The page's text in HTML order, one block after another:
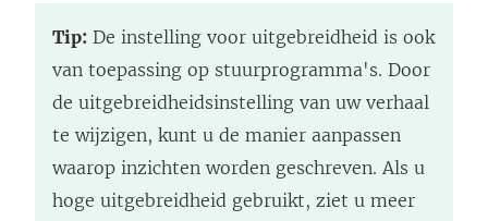
Tip: De instelling voor uitgebreidheid is ook
van toepassing op stuurprogramma's. Door
de uitgebreidheidsinstelling van uw verhaal
te wijzigen, kunt u de manier aanpassen
waarop inzichten worden geschreven. Als u
hoge uitgebreidheid gebruikt, ziet u meer